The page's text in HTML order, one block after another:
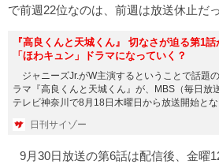
で前週22位なのは、前週は放送休止だ
『高良くんと天城くん』 切なさが迫る第1話
「ほわキュン」ドラマになっていく？
ジャニーズJr.がW主演するということで話題
ラマ『高良くんと天城くん』が、MBS（毎日放
テレビ神奈川で8月18日木曜日から放送開始とな
日刊サイゾー
9月30日放送の第6話は配信後、金曜